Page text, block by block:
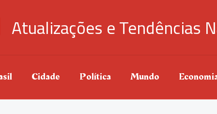
Atualizações e Tendências
Cidade Política Mundo